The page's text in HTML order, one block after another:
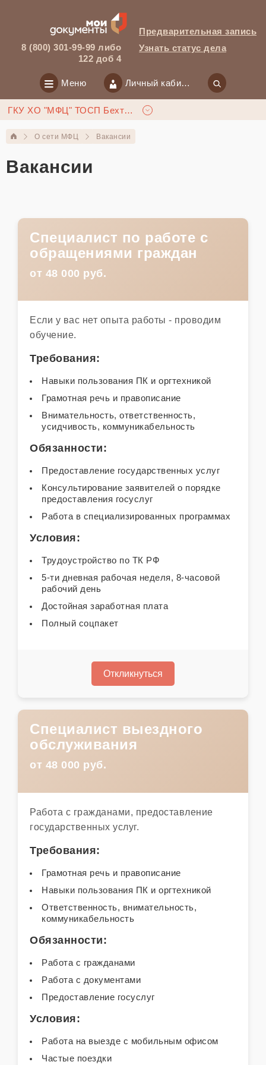
8 (800) 301-99-99 либо
122 доб 4
Предварительная запись
Узнать статус дела
Меню Личный кабинет
ГКУ ХО "МФЦ" ТОСП Бехтери
О сети МФЦ Вакансии
Вакансии
Специалист по работе с
обращениями граждан
от 48 000 руб.
Если у вас нет опыта работы - проводим
обучение.
Требования:
Навыки пользования ПК и оргтехникой
Грамотная речь и правописание
Внимательность, ответственность,
усидчивость, коммуникабельность
Обязанности:
Предоставление государственных услуг
Консультирование заявителей о порядке
предоставления госуслуг
Работа в специализированных программах
Условия:
Трудоустройство по ТК РФ
5-ти дневная рабочая неделя, 8-часовой
рабочий день
Достойная заработная плата
Полный соцпакет
Откликнуться
Специалист выездного
обслуживания
от 48 000 руб.
Работа с гражданами, предоставление
государственных услуг.
Требования:
Грамотная речь и правописание
Навыки пользования ПК и оргтехникой
Ответственность, внимательность,
коммуникабельность
Обязанности:
Работа с гражданами
Работа с документами
Предоставление госуслуг
Условия:
Работа на выезде с мобильным офисом
Частые поездки